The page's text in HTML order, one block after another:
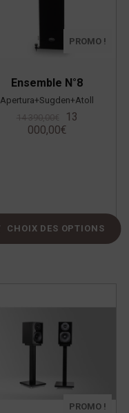
Ensemble N°8
Apertura+Sugden+Atoll
PROMO !
13
000,00€
CHOIX DES OPTIONS
PROMO !